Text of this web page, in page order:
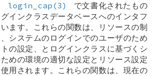
login_cap(3)
で文書化されたもの
インクラスデータベースへのインタフ
ます。これらの関数は、リソースの制
システムのログインでのユーザのため
の設定、とログインクラスに基づくシ
めの環境の適切な設定とリソース設定
用されます。これらの関数は、現在の